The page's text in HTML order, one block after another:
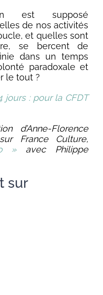
est supposé
de nos activités
et quelles sont
se bercent de
dans un temps
paradoxale et
le tout ?
jours : pour la CFDT
d’Anne-Florence
France Culture,
»avec Philippe
sur